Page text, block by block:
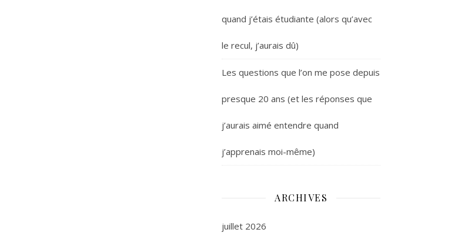
quand j’étais étudiante (alors qu’avec
le recul, j’aurais dû)
Les questions que l’on me pose depuis
presque 20 ans (et les réponses que
j’aurais aimé entendre quand
j’apprenais moi-même)
ARCHIVES
juillet 2026